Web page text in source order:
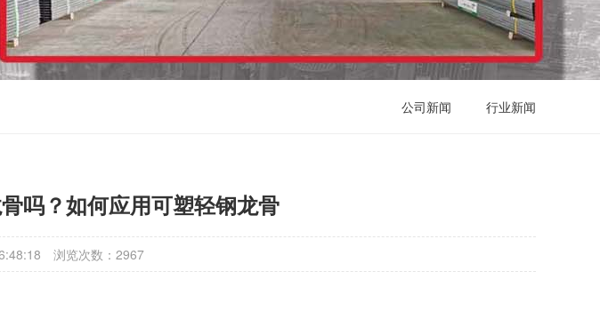
公司新闻 行业新闻
吗？如何应用可塑轻钢龙骨
浏览次数： 2967